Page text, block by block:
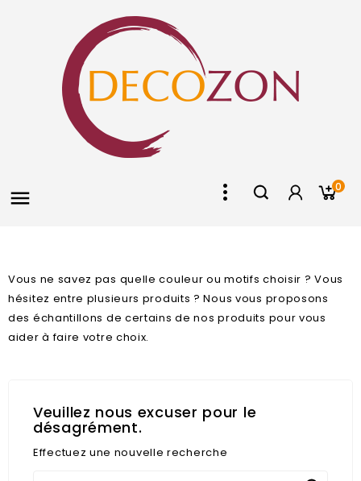
 0
Vous ne savez pas quelle couleur ou motifs choisir ? Vous
hésitez entre plusieurs produits ? Nous vous proposons
des échantillons de certains de nos produits pour vous
aider à faire votre choix.
Veuillez nous excuser pour le
désagrément.
Effectuez une nouvelle recherche